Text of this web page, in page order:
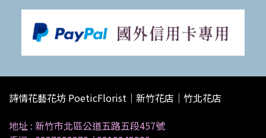
詩情花藝花坊 PoeticFlorist｜新竹花店｜竹北花店
地址 : 新竹市北區公道五路五段457號